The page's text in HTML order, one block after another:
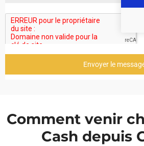
Envoyer le
Comment venir
Cash depuis